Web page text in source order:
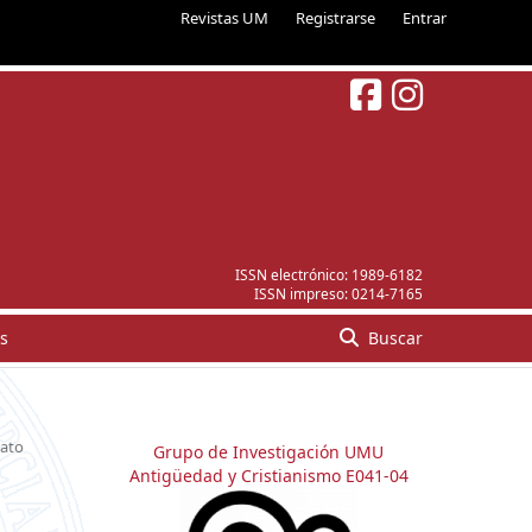
Revistas UM Registrarse Entrar
ISSN electrónico: 1989-6182
ISSN impreso:0214-7165
Buscar
Grupo de Investigación UMU
Antigüedad y Cristianismo E041-04